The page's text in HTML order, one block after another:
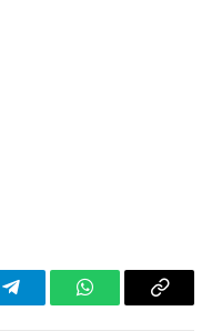
TelegramWhatsAppCopiar